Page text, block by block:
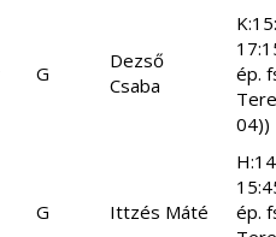
G
Dezső
Csaba
ép.
04))
G Ittzés Máté
ép.